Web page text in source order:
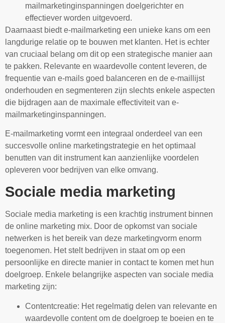
mailmarketinginspanningen doelgerichter en
effectiever worden uitgevoerd.
Daarnaast biedt e-mailmarketing een unieke kans om een
langdurige relatie op te bouwen met klanten. Het is echter
van cruciaal belang om dit op een strategische manier aan
te pakken. Relevante en waardevolle content leveren, de
frequentie van e-mails goed balanceren en de e-maillijst
onderhouden en segmenteren zijn slechts enkele aspecten
die bijdragen aan de maximale effectiviteit van e-
mailmarketinginspanningen.
E-mailmarketing vormt een integraal onderdeel van een
succesvolle online marketingstrategie en het optimaal
benutten van dit instrument kan aanzienlijke voordelen
opleveren voor bedrijven van elke omvang.
Sociale media marketing
Sociale media marketing is een krachtig instrument binnen
de online marketing mix. Door de opkomst van sociale
netwerken is het bereik van deze marketingvorm enorm
toegenomen. Het stelt bedrijven in staat om op een
persoonlijke en directe manier in contact te komen met hun
doelgroep. Enkele belangrijke aspecten van sociale media
marketing zijn:
Contentcreatie: Het regelmatig delen van relevante en
waardevolle content om de doelgroep te boeien en te